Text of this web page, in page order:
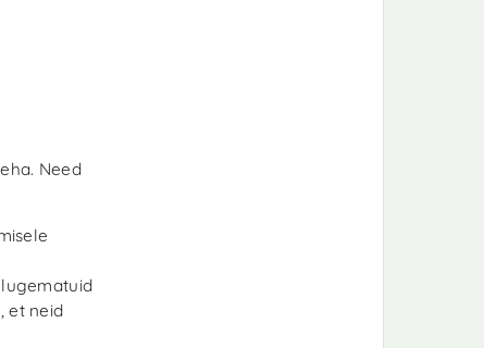
Need
et neid